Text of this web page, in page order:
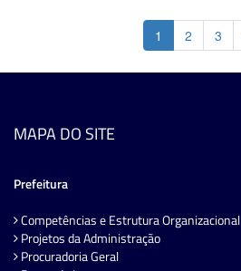
1 2 3
MAPA DO SITE
Prefeitura
Competências e Estrutura Organizacional
Projetos da Administração
Procuradoria Geral